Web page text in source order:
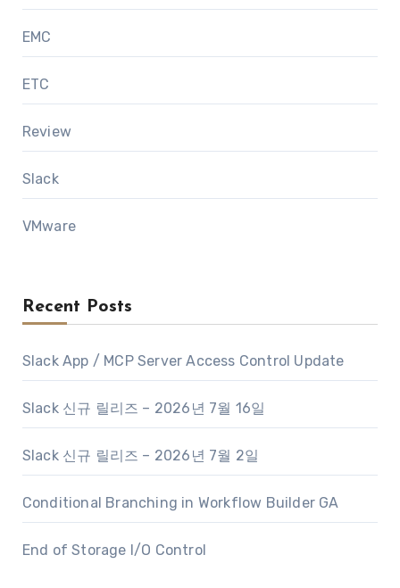
EMC
ETC
Review
Slack
VMware
Recent Posts
Slack App / MCP Server Access Control Update
Slack 신규 릴리즈 – 2026년 7월 16일
Slack 신규 릴리즈 – 2026년 7월 2일
Conditional Branching in Workflow Builder GA
End of Storage I/O Control